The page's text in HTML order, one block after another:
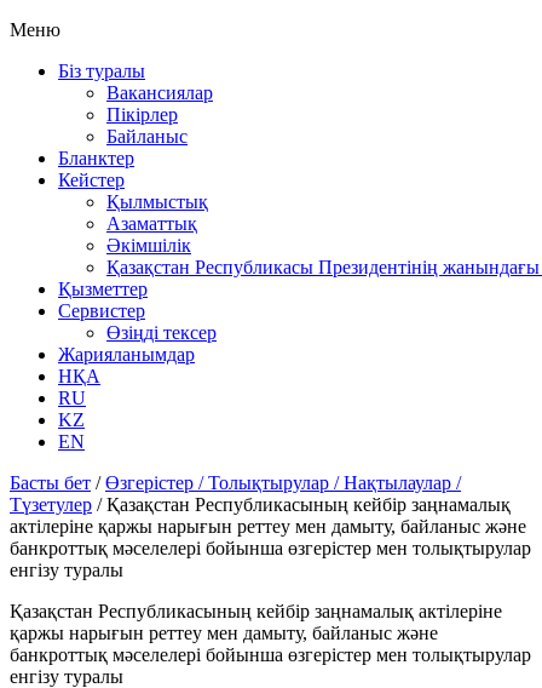
Меню
Біз туралы
Вакансиялар
Пікірлер
Байланыс
Бланктер
Кейстер
Қылмыстық
Азаматтық
Әкімшілік
Қазақстан Республикасы Президентінің
Қызметтер
Сервистер
Өзіңді тексер
Жарияланымдар
НҚА
RU
KZ
EN
Басты бет /Өзгерістер / Толықтырулар / Нақтылаулар /
Түзетулер /Қазақстан Республикасының кейбір заңнамалық
актілеріне қаржы нарығын реттеу мен дамыту, байланыс және
банкроттық мәселелері бойынша өзгерістер мен толықтырулар
енгізу туралы
Қазақстан Республикасының кейбір заңнамалық актілеріне
қаржы нарығын реттеу мен дамыту, байланыс және
банкроттық мәселелері бойынша өзгерістер мен толықтырулар
енгізу туралы